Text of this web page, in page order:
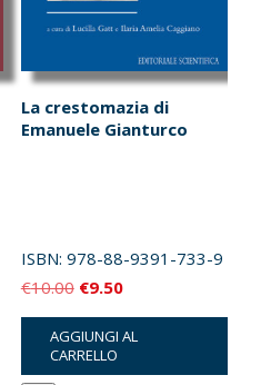
La crestomazia di
Emanuele Gianturco
ISBN: 978-88-9391-733-9
€10.00 Il
prezzo
originale
era:
€9.50Il
prezzo
attuale
è:
AGGIUNGI AL
CARRELLO